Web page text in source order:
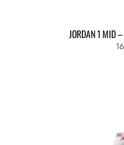
JORDAN 1 MID